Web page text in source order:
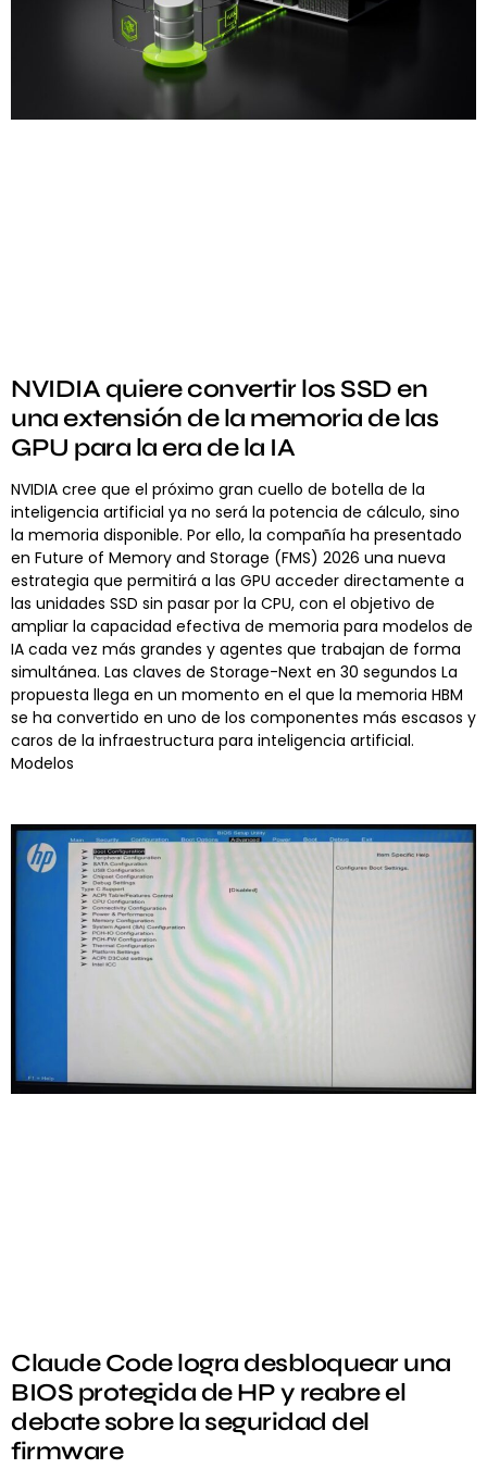
NVIDIA quiere convertir los SSD en
una extensión de la memoria de las
GPU para la era de la IA
NVIDIA cree que el próximo gran cuello de botella de la
inteligencia artificial ya no será la potencia de cálculo, sino
la memoria disponible. Por ello, la compañía ha presentado
en Future of Memory and Storage (FMS) 2026 una nueva
estrategia que permitirá a las GPU acceder directamente a
las unidades SSD sin pasar por la CPU, con el objetivo de
ampliar la capacidad efectiva de memoria para modelos de
IA cada vez más grandes y agentes que trabajan de forma
simultánea. Las claves de Storage-Next en 30 segundos La
propuesta llega en un momento en el que la memoria HBM
se ha convertido en uno de los componentes más escasos y
caros de la infraestructura para inteligencia artificial.
Modelos
Claude Code logra desbloquear una
BIOS protegida de HP y reabre el
debate sobre la seguridad del
firmware